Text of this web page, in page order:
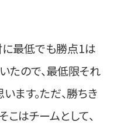
に最低でも勝点1は
たので、最低限それ
ます。ただ、勝ちき
こはチームとして、